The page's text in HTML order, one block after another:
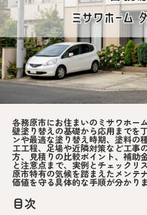
各務原市にお住まいのミサワホー
壁塗り替えの基礎から応用までを
ンや最適な塗り替え時期、塗料の
工工程、足場や近隣対策など工事
方、見積りの比較ポイント、補助
と注意点まで、実例とチェックリ
原市特有の気候を踏まえたメンテ
価値を守る具体的な手順が分かりま
目次